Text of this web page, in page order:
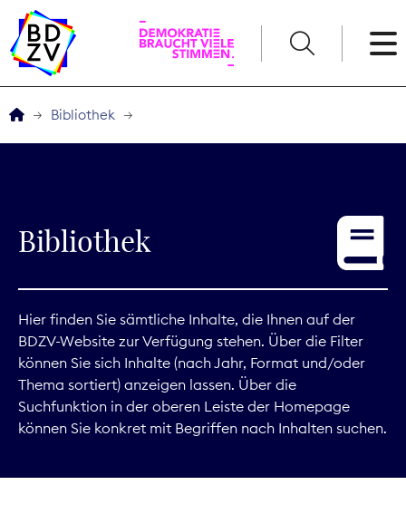
Service
Digitales
Kommunikation
Marktdaten
Bibliothek
Bibliothek
Hier finden Sie sämtliche Inhalte, die Ihnen auf der
BDZV-Website zur Verfügung stehen. Über die Filter
können Sie sich Inhalte (nach Jahr, Format und/oder
Thema sortiert) anzeigen lassen. Über die
Suchfunktion in der oberen Leiste der Homepage
können Sie konkret mit Begriffen nach Inhalten suchen.